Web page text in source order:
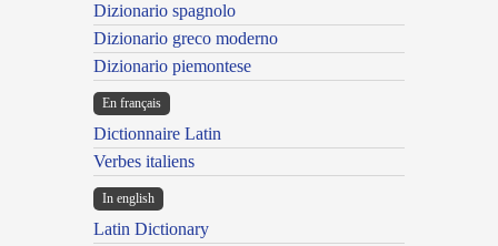
Dizionario spagnolo
Dizionario greco moderno
Dizionario piemontese
En français
Dictionnaire Latin
Verbes italiens
In english
Latin Dictionary